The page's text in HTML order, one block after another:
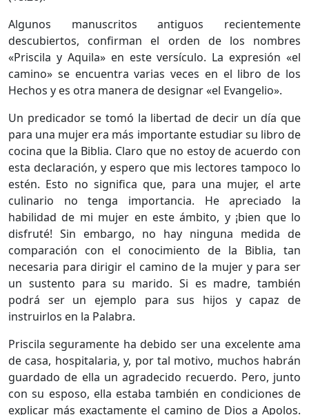
Algunos manuscritos antiguos recientemente
descubiertos, confirman el orden de los nombres
«Priscila y Aquila» en este versículo. La expresión «el
camino» se encuentra varias veces en el libro de los
Hechos y es otra manera de designar «el Evangelio».
Un predicador se tomó la libertad de decir un día que
para una mujer era más importante estudiar su libro de
cocina que la Biblia. Claro que no estoy de acuerdo con
esta declaración, y espero que mis lectores tampoco lo
estén. Esto no significa que, para una mujer, el arte
culinario no tenga importancia. He apreciado la
habilidad de mi mujer en este ámbito, y ¡bien que lo
disfruté! Sin embargo, no hay ninguna medida de
comparación con el conocimiento de la Biblia, tan
necesaria para dirigir el camino de la mujer y para ser
un sustento para su marido. Si es madre, también
podrá ser un ejemplo para sus hijos y capaz de
instruirlos en la Palabra.
Priscila seguramente ha debido ser una excelente ama
de casa, hospitalaria, y, por tal motivo, muchos habrán
guardado de ella un agradecido recuerdo. Pero, junto
con su esposo, ella estaba también en condiciones de
explicar más exactamente el camino de Dios a Apolos.